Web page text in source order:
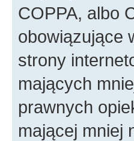
COPPA, albo
obowiązujące
strony
mających
prawnych
mającej mniej